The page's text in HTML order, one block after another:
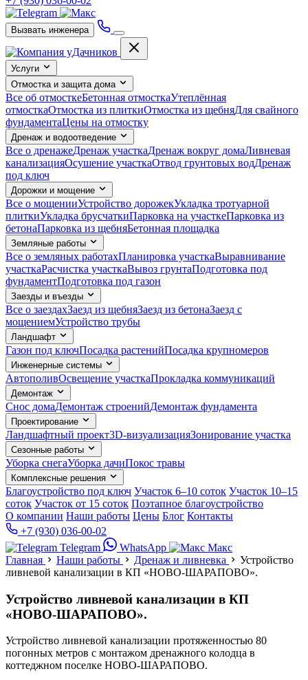
Вызвать инженера
Услуги
Отмостка и защита дома
Все об отмосткеБетонная отмосткаУтеплённая
отмосткаОтмостка из плиткиОтмостка из щебняДля свайного
фундаментаЦены на отмостку
Дренаж и водоотведение
Все о дренажеДренаж участкаДренаж вокруг домаЛивневая
канализацияОсушение участкаОтвод грунтовых водДренаж
под ключ
Дорожки и мощение
Все о мощенииУстройство дорожекУкладка тротуарной
плиткиУкладка брусчаткиПарковка на участкеПарковка из
бетонаПарковка из щебняБетонная площадка
Земляные работы
Все о земляных работахПланировка участкаВыравнивание
участкаРасчистка участкаВывоз грунтаПодготовка под
фундаментПодготовка под газон
Заезды и въезды
Все о заездахЗаезд из щебняЗаезд из бетонаЗаезд с
мощениемУстройство трубы
Ландшафт
Газон под ключПосадка растенийПосадка крупномеров
Инженерные системы
АвтополивОсвещение участкаПрокладка коммуникаций
Демонтаж
Снос домаДемонтаж строенийДемонтаж фундамента
Проектирование
Ландшафтный проект3D-визуализацияЗонирование участка
Сезонные работы
Уборка снегаУборка дачиПокос травы
Комплексные решения
Благоустройство под ключ Участок 6–10 соток Участок 10–15
соток Участок от 15 соток Поэтапное благоустройство
О компании Наши работы Цены Блог Контакты
+7 (930) 036-00-02
Telegram
WhatsApp
Макс
Главная
Наши работы Дренаж и ливневка
Устройство
ливневой канализации в КП «НОВО-ШАРАПОВО».
Устройство ливневой канализации в КП
«НОВО-ШАРАПОВО».
Устройство ливневой канализации протяженностью 80
погонных метров с монтажом дренажного колодца в
коттеджном поселке НОВО-ШАРАПОВО.